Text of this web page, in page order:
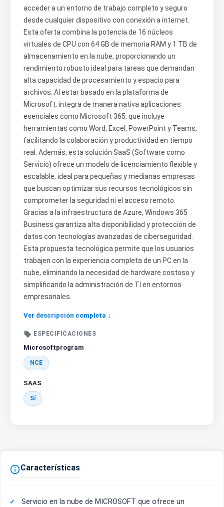
acceder a un entorno de trabajo completo y seguro
desde cualquier dispositivo con conexión a internet.
Esta oferta combina la potencia de 16 núcleos
virtuales de CPU con 64 GB de memoria RAM y 1 TB de
almacenamiento en la nube, proporcionando un
rendimiento robusto ideal para tareas que demandan
alta capacidad de procesamiento y espacio para
archivos. Al estar basado en la plataforma de
Microsoft, integra de manera nativa aplicaciones
esenciales como Microsoft 365, que incluye
herramientas como Word, Excel, PowerPoint y Teams,
facilitando la colaboración y productividad en tiempo
real. Además, esta solución SaaS (Software como
Servicio) ofrece un modelo de licenciamiento flexible y
escalable, ideal para pequeñas y medianas empresas
que buscan optimizar sus recursos tecnológicos sin
comprometer la seguridad ni el acceso remoto.
Gracias a la infraestructura de Azure, Windows 365
Business garantiza alta disponibilidad y protección de
datos con tecnologías avanzadas de ciberseguridad.
Esta propuesta tecnológica permite que los usuarios
trabajen con la experiencia completa de un PC en la
nube, eliminando la necesidad de hardware costoso y
simplificando la administración de TI en entornos
empresariales.
Ver descripción completa ↓
 ESPECIFICACIONES
Microsoftprogram
NCE
SAAS
Sí
Características
Servicio en la nube de MICROSOFT que ofrece un